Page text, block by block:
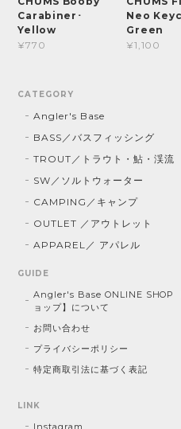
Carabiner･
Yellow
¥770
Neo
Green
¥1,100
CATEGORY
Angler's Base
BASS／バスフィッシング
TROUT／トラウト・鮎・渓流
SW／ソルトウォーター
CAMPING／キャンプ
OUTLET ／アウトレット
APPAREL／ アパレル
GUIDE
Angler's Base ONLINE SHOP
ョップ】について
お問い合わせ
プライバシーポリシー
特定商取引法に基づく表記
LINK
Instagram